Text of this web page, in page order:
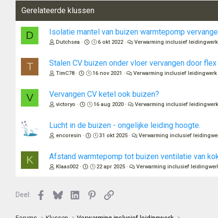
Gerelateerde klussen
D Isolatie mantel van buizen warmtepomp
Dutchsea 6 okt 2022 Verwarming inclusief leidingwerk
T Stalen CV buizen onder vloer vervangen door
TimC78 16 nov 2021 Verwarming inclusief leidingwerk
V Vervangen CV ketel ook buizen?
victoryo 16 aug 2020 Verwarming inclusief leidingwerk
Lucht in de buizen - ongelijke leiding hoogte.
encoresin 31 okt 2025 Verwarming inclusief
K Afstand warmtepomp tot buizen ventilatie van
Klaas002 22 apr 2025 Verwarming inclusief
Deel: Facebook
BlueskyLinkedInPinterest
Link